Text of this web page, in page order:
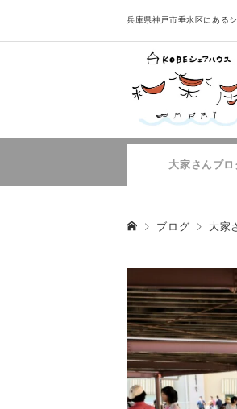
兵庫県神戸市垂水区にある
大家さんブロ
ブログ 大家